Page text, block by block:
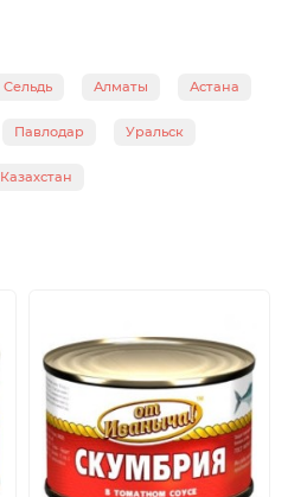
Сельдь Алматы Астана
Павлодар Уральск
Казахстан